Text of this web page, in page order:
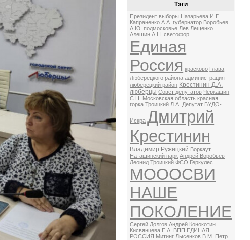
Тэги
Президент выборы Назарьева И.Г.
Капраненко А.А. губернатор Воробьев
А.Ю. подмосковье Лев Лещенко
Алешин А.Н.
светофор
Единая
Россия красково Глава
Люберецкого района администрация
люберецкий район Крестинин Д.А.
люберцы Совет депутатов Черкашин
С.Н.
Московская область красная
горка Троицкий Л.А. Депутат БУДО-
Искра Дмитрий
Крестинин
Владимир Ружицкий Воркаут
Наташинский парк Андрей Воробьев
Леонид Троицкий ФСО Геркулес
МОООСВИ
НАШЕ
ПОКОЛЕНИЕ
Сергей Долгов Андрей Конокотин
Кисвянцева Е.А. ВПП ЕДИНАЯ
РОССИЯ Митинг Лысенков В.М. Петр